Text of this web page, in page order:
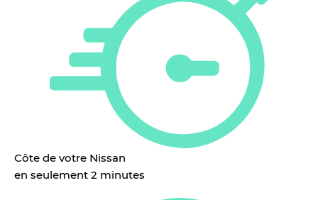
Côte de votre Nissan
en seulement 2 minutes